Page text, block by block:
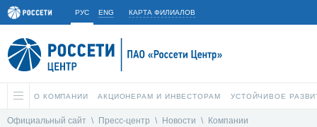
РУС ENG КАРТА ФИЛИАЛОВ
О КОМПАНИИ АКЦИОНЕРАМ И ИНВЕСТОРАМ УСТОЙЧИВОЕ
Официальный сайт \ Пресс-центр \ Новости \ Компании